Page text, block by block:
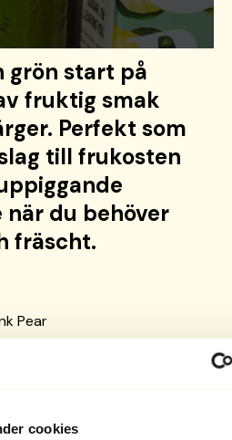
cookies
grön start på
fruktig smak
Perfekt som
till frukosten
du behöver
fräscht.
Pear
(valfritt)